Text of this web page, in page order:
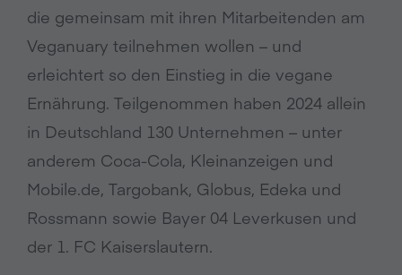
die gemeinsam mit ihren Mitarbeitenden am
Veganuary teilnehmen wollen – und
erleichtert so den Einstieg in die vegane
Ernährung. Teilgenommen haben 2024 allein
in Deutschland 130 Unternehmen – unter
anderem Coca-Cola, Kleinanzeigen und
Mobile.de, Targobank, Globus, Edeka und
Rossmann sowie Bayer 04 Leverkusen und
der 1. FC Kaiserslautern.